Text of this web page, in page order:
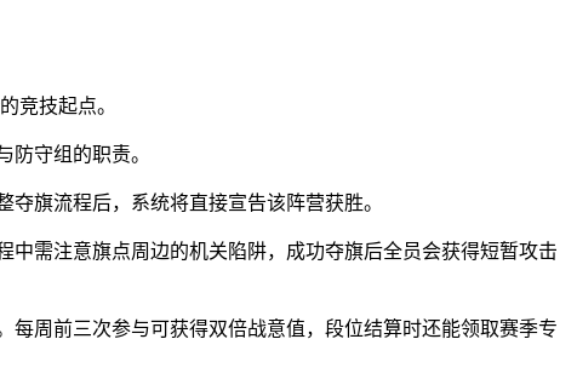
竞技起点。
守组的职责。
旗流程后，系统将直接宣告该阵营获胜。
需注意旗点周边的机关陷阱，成功夺旗后全员会获得短暂攻击
周前三次参与可获得双倍战意值，段位结算时还能领取赛季专